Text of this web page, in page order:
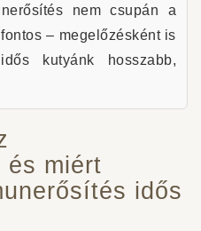
nem csupán a
– megelőzésként is
kutyánk hosszabb,
és miért
idős